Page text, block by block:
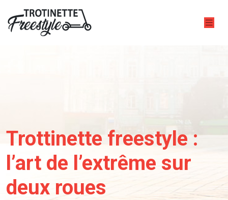
Trottinette freestyle :
l’art de l’extrême sur
deux roues